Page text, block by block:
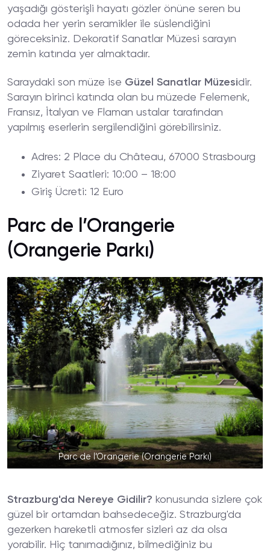
yaşadığı gösterişli hayatı gözler önüne seren bu
odada her yerin seramikler ile süslendiğini
göreceksiniz. Dekoratif Sanatlar Müzesi sarayın
zemin katında yer almaktadır.
Saraydaki son müze ise Güzel Sanatlar Müzesidir.
Sarayın birinci katında olan bu müzede Felemenk,
Fransız, İtalyan ve Flaman ustalar tarafından
yapılmış eserlerin sergilendiğini görebilirsiniz.
Adres: 2 Place du Château, 67000 Strasbourg
Ziyaret Saatleri: 10:00 – 18:00
Giriş Ücreti: 12 Euro
Parc de l’Orangerie
(Orangerie Parkı)
Parc de l’Orangerie (Orangerie Parkı)
Strazburg'da Nereye Gidilir? konusunda sizlere çok
güzel bir ortamdan bahsedeceğiz. Strazburg'da
gezerken hareketli atmosfer sizleri az da olsa
yorabilir. Hiç tanımadığınız, bilmediğiniz bu